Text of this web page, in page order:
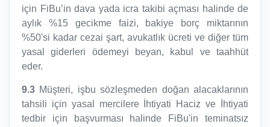
için FiBu’in dava yada icra takibi açması halinde de
aylık %15 gecikme faizi, bakiye borç miktarının
%50'si kadar cezai şart, avukatlık ücreti ve diğer tüm
yasal giderleri ödemeyi beyan, kabul ve taahhüt
eder.
9.3 Müşteri, işbu sözleşmeden doğan alacaklarının
tahsili için yasal mercilere İhtiyati Haciz ve İhtiyati
tedbir için başvurması halinde FiBu'in teminatsız